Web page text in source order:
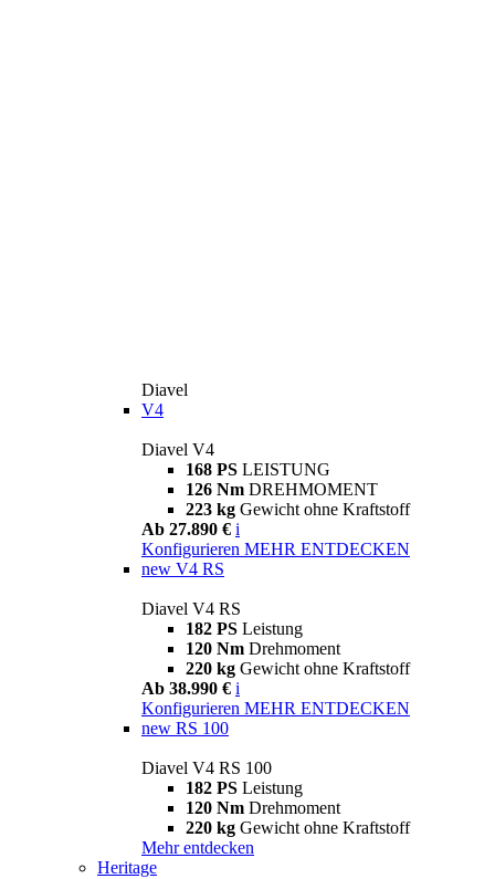
Diavel
V4
Diavel V4
168 PS LEISTUNG
126 Nm DREHMOMENT
223 kg Gewicht ohne Kraftstoff
Ab 27.890 € i
Konfigurieren MEHR ENTDECKEN
new V4 RS
Diavel V4 RS
182 PS Leistung
120 Nm Drehmoment
220 kg Gewicht ohne Kraftstoff
Ab 38.990 € i
Konfigurieren MEHR ENTDECKEN
new RS 100
Diavel V4 RS 100
182 PS Leistung
120 Nm Drehmoment
220 kg Gewicht ohne Kraftstoff
Mehr entdecken
Heritage